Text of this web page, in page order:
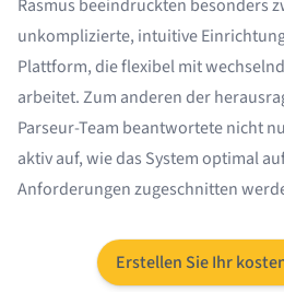
Rasmus beeindruckten besonders
unkomplizierte, intuitive
Plattform, die flexibel mit
arbeitet. Zum anderen der
Parseur-Team beantwortete nicht
aktiv auf, wie das System optimal
Anforderungen zugeschnitten
Erstellen Sie Ihr